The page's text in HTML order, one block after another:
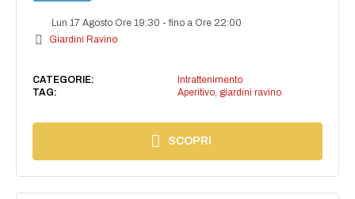
Lun 17 Agosto Ore 19:30 -fino a Ore 22:00
Giardini Ravino
CATEGORIE:
Intrattenimento
TAG:
Aperitivo, giardini ravino
SCOPRI